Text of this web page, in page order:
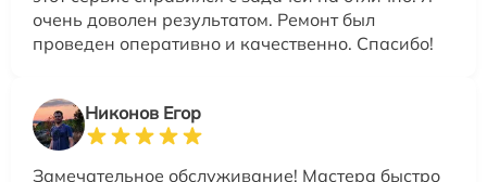
очень доволен результатом. Ремонт был
проведен оперативно и качественно. Спасибо!
Никонов Егор
Замечательное обслуживание! Мастера быстро